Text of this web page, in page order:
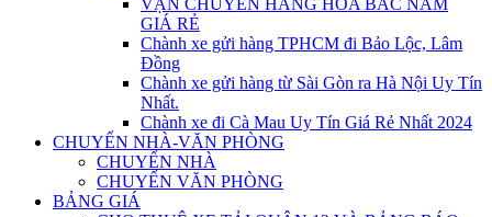
VẬN CHUYỂN HÀNG HÓA BẮC NAM
GIÁ RẺ
Chành xe gửi hàng TPHCM đi Bảo Lộc, Lâm
Đồng
Chành xe gửi hàng từ Sài Gòn ra Hà Nội Uy Tín
Nhất.
Chành xe đi Cà Mau Uy Tín Giá Rẻ Nhất 2024
CHUYỂN NHÀ-VĂN PHÒNG
CHUYỂN NHÀ
CHUYỂN VĂN PHÒNG
BẢNG GIÁ